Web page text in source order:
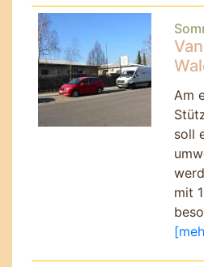
Am
soll
mit